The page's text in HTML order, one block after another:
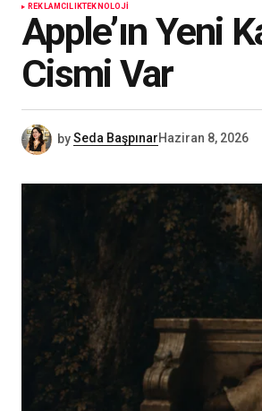
REKLAMCILIKTEKNOLOJI
Apple’ın Yeni
Cismi Var
bySeda BaşpınarHaziran 8, 2026